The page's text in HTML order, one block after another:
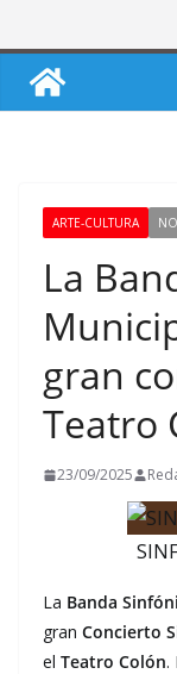
al
contenido
ARTE-CULTURA
La
gran
Teatro
23/09/2025
La Banda
gran Concierto
el Teatro Colón.